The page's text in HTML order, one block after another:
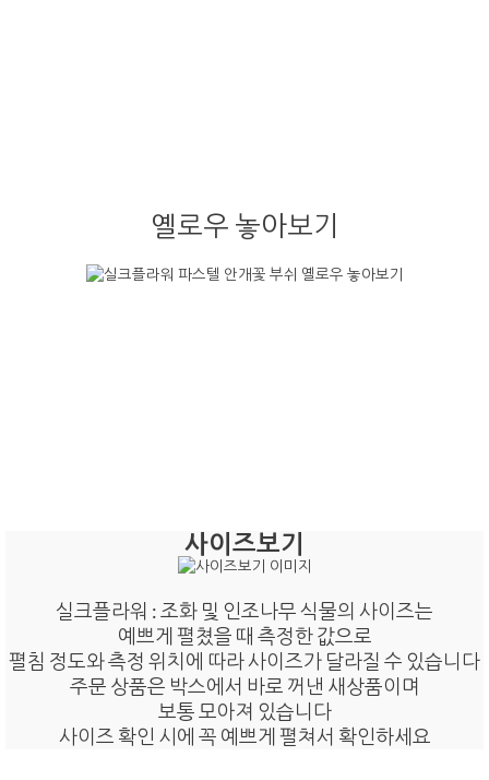
옐로우 놓아보기
사이즈보기
실크플라워 : 조화 및 인조나무 식물의 사이즈는
예쁘게 펼쳤을 때 측정한 값으로
펼침 정도와 측정 위치에 따라 사이즈가 달라질 수 있습니다
주문 상품은 박스에서 바로 꺼낸 새상품이며
보통 모아져 있습니다
사이즈 확인 시에 꼭 예쁘게 펼쳐서 확인하세요